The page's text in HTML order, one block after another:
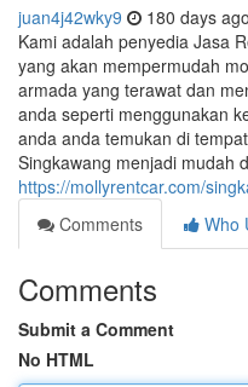
juan4j42wky9 180 days ago
Kami adalah penyedia Jasa
yang akan mempermudah
armada yang terawat dan
anda seperti menggunakan
anda anda temukan di
Singkawang menjadi mudah
https://mollyrentcar.com/
Comments
Who
Comments
Submit a Comment
No HTML